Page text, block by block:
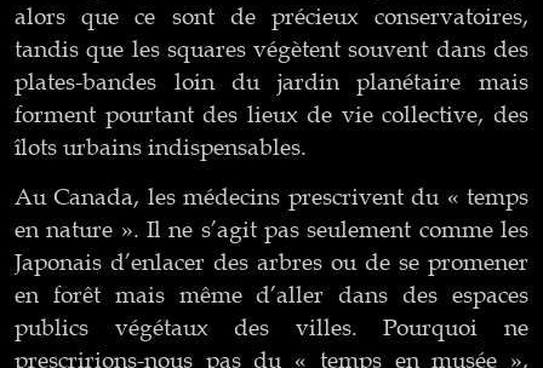
alors que ce sont de précieux conservatoires,
tandis que les squares végètent souvent dans des
plates-bandes loin du jardin planétaire mais
forment pourtant des lieux de vie collective, des
îlots urbains indispensables.
Au Canada, les médecins prescrivent du « temps
en nature ». Il ne s’agit pas seulement comme les
Japonais d’enlacer des arbres ou de se promener
en forêt mais même d’aller dans des espaces
publics végétaux des villes. Pourquoi ne
prescririons-nous pas du « temps en musée »,